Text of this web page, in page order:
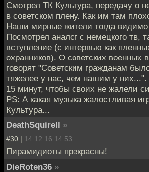
Смотрел ТК Культура, передачу о
в советском плену. Как им там
Наши мирные жители тогда видимо
Посмотрел аналог с немецкого тв,
вступление (с интервью как
охранников). О советских военных
говорят "Советским гражданам
тяжелее у нас, чем нашим у них...".
15 минут, чтобы своих не жалели
PS: А какая музыка жалостливая
Культура...
DeathSquirell »
#30 | 14.12.16 14:53
Пирамидиоты прекрасны!
DieRoten36 »